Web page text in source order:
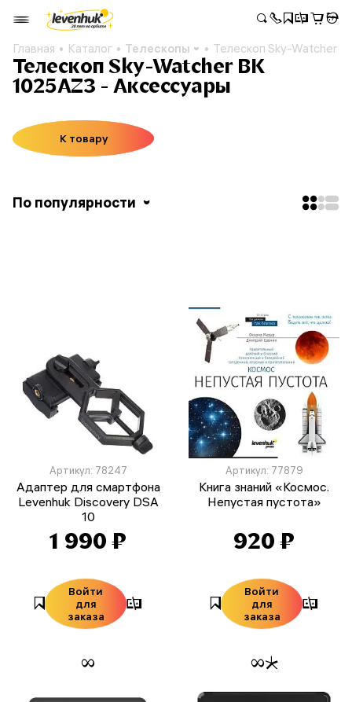
Главная Каталог Телескопы Телескоп Sky-Watcher
Телескоп Sky-Watcher BK
1025AZ3 - Аксессуары
К товару
По популярности
Артикул: 78247
Адаптер для смартфона
Levenhuk Discovery DSA
10
1 990 ₽
Войти
для
заказа
Артикул: 77879
Книга знаний «Космос.
Непустая пустота»
920 ₽
Войти
для
заказа